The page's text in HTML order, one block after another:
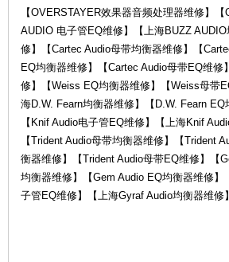
【OVERSTAYER效果器音频处理器维修】
AUDIO 电子管EQ维修】【上海BUZZ
修】【Cartec Audio母带均衡器维修】【
EQ均衡器维修】【Cartec Audio母带EQ维
修】【Weiss EQ均衡器维修】【Weiss母带
海D.W. Fearn均衡器维修】【D.W. Fearn
【Knif Audio电子管EQ维修】【上海Knif
【Trident Audio母带均衡器维修】【Trident
衡器维修】【Trident Audio母带EQ维修】【
均衡器维修】【Gem Audio EQ均衡器维修
子管EQ维修】【上海Gyraf Audio均衡器维